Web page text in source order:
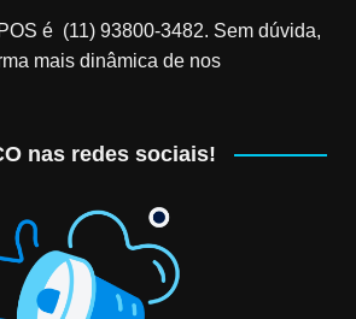
é (11) 93800-3482‬. Sem dúvida,
mais dinâmica de nos
nas redes sociais!